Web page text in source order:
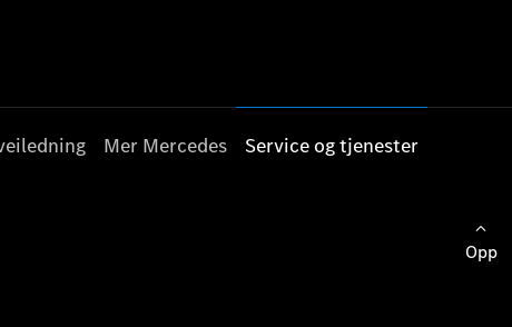
Mer Mercedes Service og tjenester
Opp